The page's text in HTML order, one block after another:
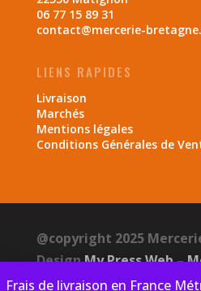
Frais de livraison en France
06 77 15 89 31
contact@mercerie-
LIENS RAPIDES
Livraison
Marchés
Mentions légales
Conditions Générales de
@copyright 2025
DesignMy Press Web–
CGV–Politique de